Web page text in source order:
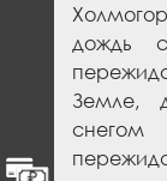
дождь
Земле,